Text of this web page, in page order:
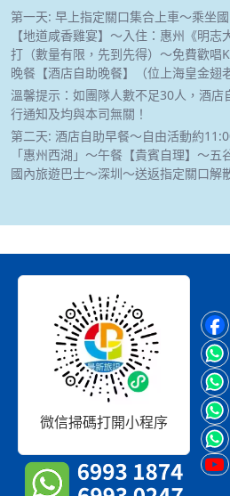
第一天: 早上指定關口集合上車～乘坐
【地道咸香雞宴】～入住：惠州《明
打（數量有限，先到先得）～免費歡唱
晚餐【酒店自助晚餐】（位上海皇金翅
溫馨提示：如團隊人數不足30人，酒
行通知及均與本司無關！
第二天: 酒店自助早餐～自由活動約
「惠州西湖」～午餐【貴賓自理】～
國內旅遊巴士～深圳～送返指定關口解
微信掃碼打開小程序